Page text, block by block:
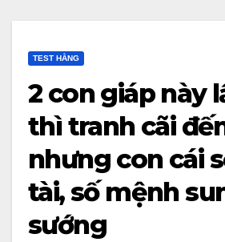
TEST HẰNG
2 con giáp này
thì tranh cãi
nhưng con cái
tài, số mệnh
sướng